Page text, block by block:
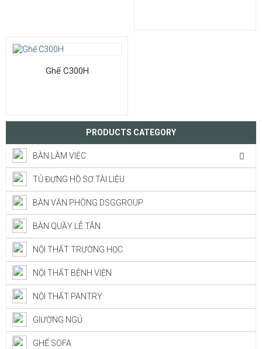
Ghế C300H
PRODUCTS CATEGORY
BÀN LÀM VIỆC
TỦ ĐỰNG HỒ SƠ TÀI LIỆU
BÀN VĂN PHÒNG DSGGROUP
BÀN QUẦY LỄ TÂN
NỘI THẤT TRƯỜNG HỌC
NỘI THẤT BỆNH VIỆN
NỘI THẤT PANTRY
GIƯỜNG NGỦ
GHẾ SOFA